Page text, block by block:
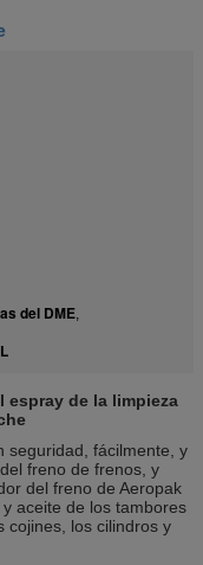
del DME,
espray de la limpieza
seguridad, fácilmente, y
freno de frenos, y
del freno de Aeropak
aceite de los tambores
cojines, los cilindros y